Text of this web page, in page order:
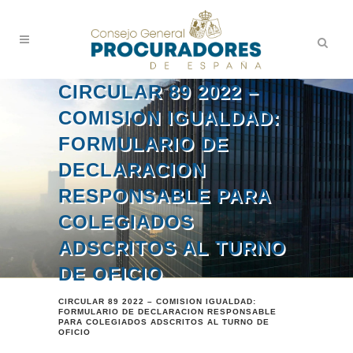
CIRCULAR 89 2022 –
COMISION IGUALDAD:
FORMULARIO DE
DECLARACION
RESPONSABLE PARA
COLEGIADOS
ADSCRITOS AL TURNO
DE OFICIO
CIRCULAR 89 2022 – COMISION IGUALDAD:
FORMULARIO DE DECLARACION RESPONSABLE
PARA COLEGIADOS ADSCRITOS AL TURNO DE
OFICIO